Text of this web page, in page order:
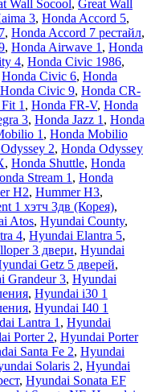
Wall Socool, Great Wall
3, Honda Accord 5,
, Honda Accord 7 рестайл,
, Honda Airwave 1 , Honda
4, Honda Civic 1986,
Honda Civic 6, Honda
Honda Civic 9, Honda CR-
1 , Honda FR-V, Honda
3, Honda Jazz 1 , Honda
1 , Honda Mobilio
2, Honda Odyssey
, Honda Shuttle, Honda
Stream 1 , Honda
H2, Hummer H3,
1 хэтч 3дв (Корея),
Atos, Hyundai County,
4, Hyundai Elantra 5,
3 двери, Hyundai
Getz 5 дверей,
Grandeur 3, Hyundai
, Hyundai i30 1
, Hyundai I40 1
Lantra 1 , Hyundai
Porter 2, Hyundai Porter
Santa Fe 2, Hyundai
Solaris 2, Hyundai
, Hyundai Sonata EF